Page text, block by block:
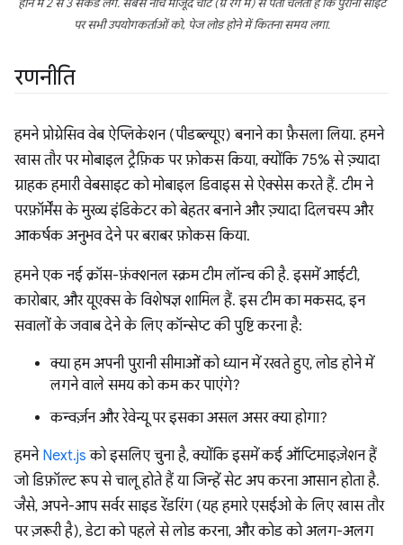
होने में 2 से 3 सेकंड लगे. सबसे नीचे मौजूद चार्ट (ग्रे रंग में) से पता चलता है कि पुरानी साइट
पर सभी उपयोगकर्ताओं को, पेज लोड होने में कितना समय लगा.
रणनीति
हमने प्रोग्रेसिव वेब ऐप्लिकेशन (पीडब्ल्यूए) बनाने का फ़ैसला लिया. हमने
खास तौर पर मोबाइल ट्रैफ़िक पर फ़ोकस किया, क्योंकि 75% से ज़्यादा
ग्राहक हमारी वेबसाइट को मोबाइल डिवाइस से ऐक्सेस करते हैं. टीम ने
परफ़ॉर्मेंस के मुख्य इंडिकेटर को बेहतर बनाने और ज़्यादा दिलचस्प और
आकर्षक अनुभव देने पर बराबर फ़ोकस किया.
हमने एक नई क्रॉस-फ़ंक्शनल स्क्रम टीम लॉन्च की है. इसमें आईटी,
कारोबार, और यूएक्स के विशेषज्ञ शामिल हैं. इस टीम का मकसद, इन
सवालों के जवाब देने के लिए कॉन्सेप्ट की पुष्टि करना है:
क्या हम अपनी पुरानी सीमाओं को ध्यान में रखते हुए, लोड होने में
लगने वाले समय को कम कर पाएंगे?
कन्वर्ज़न और रेवेन्यू पर इसका असल असर क्या होगा?
हमने Next.js को इसलिए चुना है, क्योंकि इसमें कई ऑप्टिमाइज़ेशन हैं
जो डिफ़ॉल्ट रूप से चालू होते हैं या जिन्हें सेट अप करना आसान होता है.
जैसे, अपने-आप सर्वर साइड रेंडरिंग (यह हमारे एसईओ के लिए खास तौर
पर ज़रूरी है), डेटा को पहले से लोड करना, और कोड को अलग-अलग